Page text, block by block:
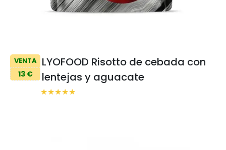
VENTA
13 €
LYOFOOD Risotto de cebada con
lentejas y aguacate